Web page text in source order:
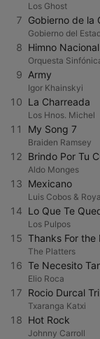
Los Ghost
7 Gobierno de la
Gobierno del
8 Himno
Orquesta
9 Army
Igor Khainskyi
10 La Charreada
Los Hnos. Michel
11 My Song 7
Braiden Ramsey
12 Brindo Por Tu
Aldo Monges
13 Mexicano
Luis Cobos &
14 Lo Que Te
Los Pulpos
15 Thanks For the
The Platters
16 Te Necesito
Elio Roca
17 Rocio Durcal
Txaranga Katxi
18 Hot Rock
Johnny Carroll